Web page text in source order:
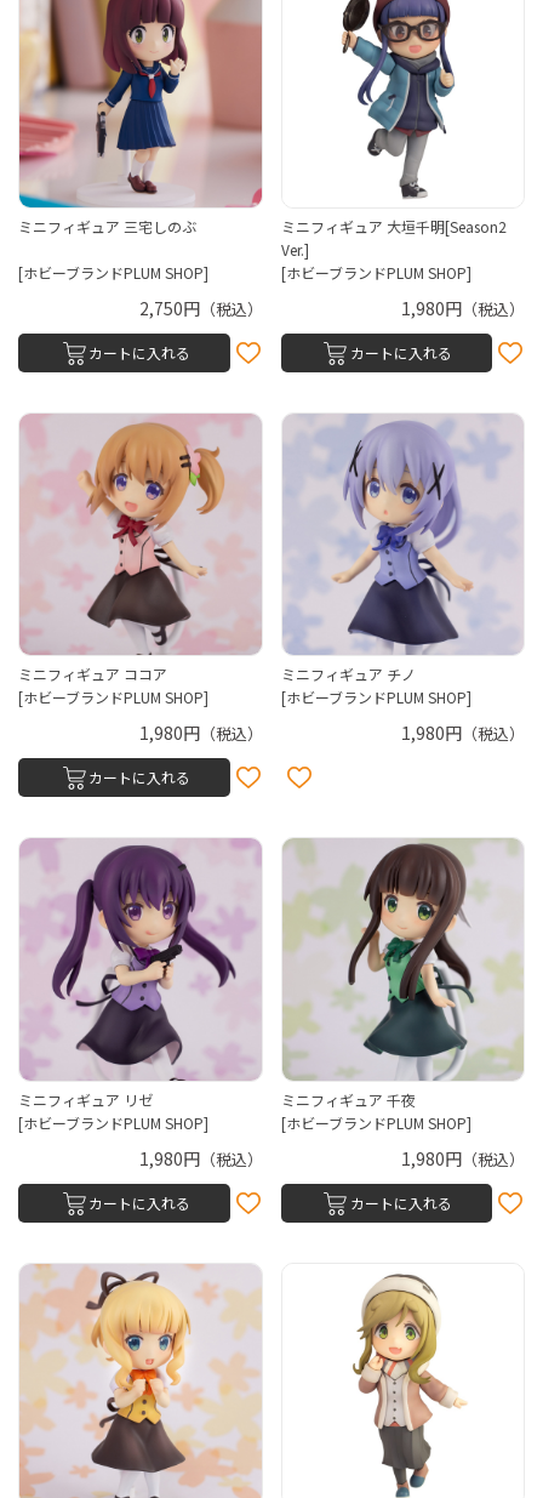
ミニフィギュア 三宅しのぶ
[ホビーブランドPLUM SHOP]
2,750円（税込）
カートに入れる
ミニフィギュア 大垣千明[Season2
Ver.]
[ホビーブランドPLUM SHOP]
1,980円 （税込）
カートに入れる
ミニフィギュア ココア
[ホビーブランドPLUM SHOP]
1,980円（税込）
カートに入れる
ミニフィギュア チノ
[ホビーブランドPLUM SHOP]
1,980円 （税込）
ミニフィギュア リゼ
[ホビーブランドPLUM SHOP]
1,980円（税込）
カートに入れる
ミニフィギュア 千夜
[ホビーブランドPLUM SHOP]
1,980円 （税込）
カートに入れる